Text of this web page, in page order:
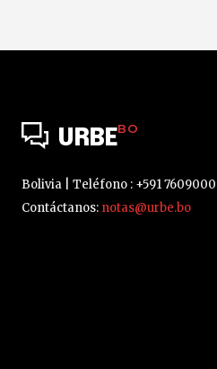
URBEBO
Bolivia | Teléfono : +591
Contáctanos: notas@urbe.bo